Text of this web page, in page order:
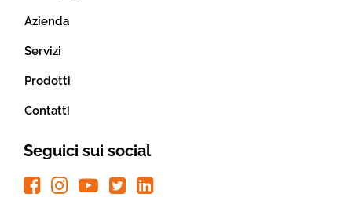
Azienda
Servizi
Prodotti
Contatti
Seguici sui social